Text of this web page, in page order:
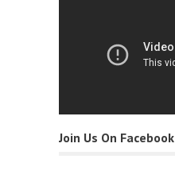
Join Us On Facebook